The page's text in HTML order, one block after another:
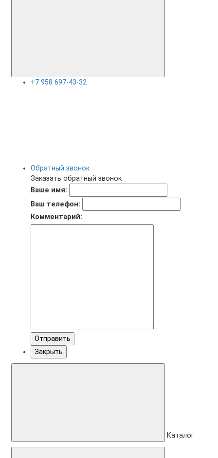
+7 958 697-43-32
Обратный звонок
Заказать обратный звонок
Ваше имя:
Ваш телефон:
Комментарий:
Отправить
Закрыть
Каталог